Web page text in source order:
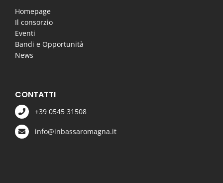
Homepage
Il consorzio
Eventi
Bandi e Opportunità
News
CONTATTI
+39 0545 31508
info@inbassaromagna.it